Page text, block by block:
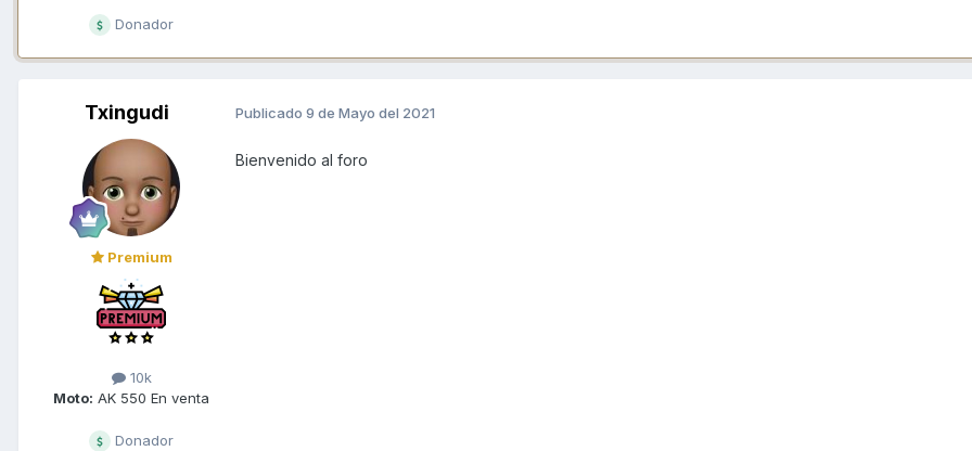
Donador
Txingudi
Premium
10k
Moto: AK 550 En venta
Donador
Publicado 9 de Mayo del 2021
Bienvenido al foro